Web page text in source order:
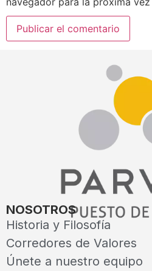
NOSOTROS
Historia y Filosofía
Corredores de Valores
Únete a nuestro equipo